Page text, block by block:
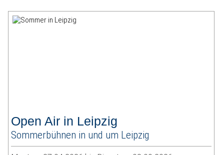
Open Air in Leipzig
Sommerbühnen in und um Leipzig